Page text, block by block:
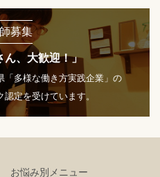
募集
ん、大歓迎！」
「多様な働き方実践企業」の
を受けています。
お悩み別メニュー